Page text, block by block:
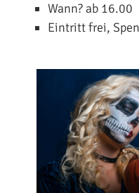
Wann? ab 16.00
Eintritt frei,